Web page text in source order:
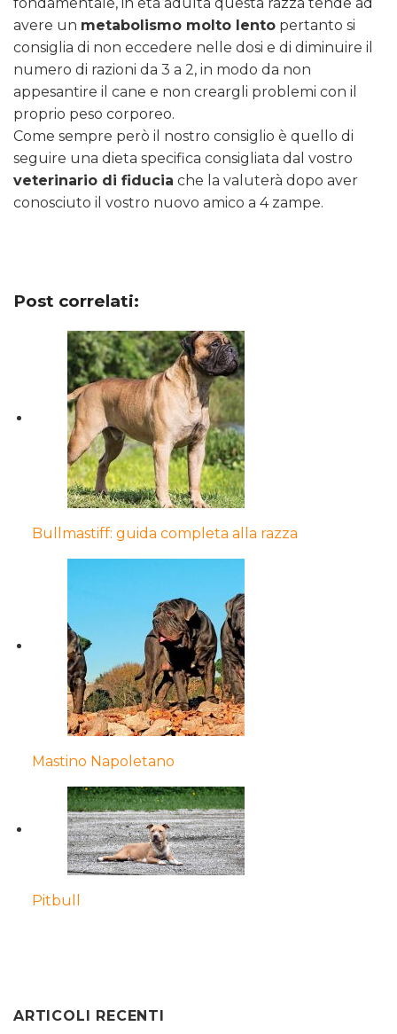
avere un metabolismo molto lento pertanto si
consiglia di non eccedere nelle dosi e di diminuire il
numero di razioni da 3 a 2, in modo da non
appesantire il cane e non creargli problemi con il
proprio peso corporeo.
Come sempre però il nostro consiglio è quello di
seguire una dieta specifica consigliata dal vostro
veterinario di fiducia che la valuterà dopo aver
conosciuto il vostro nuovo amico a 4 zampe.
Post correlati:
Bullmastiff: guida completa alla razza
Mastino Napoletano
Pitbull
ARTICOLI RECENTI